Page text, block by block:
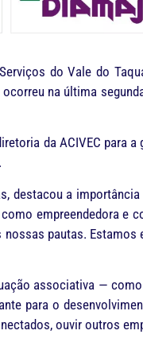
do Vale do
na última
da ACIVEC para
destacou a
empreendedora e
pautas. Estamos
associativa —
para o
ouvir outros